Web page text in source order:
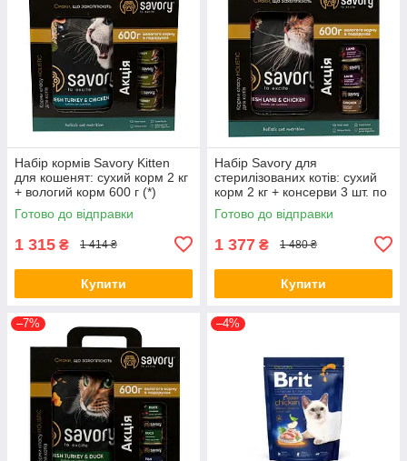
Набір кормів Savory Kitten
для кошенят: сухий корм 2 кг
+ вологий корм 600 г (*)
Готово до відправки
1 315 ₴ 1 414 ₴
Купити
Набір Savory для
стерилізованих котів: сухий
корм 2 кг + консерви 3 шт. по
200 г (*)
Готово до відправки
1 377 ₴ 1 480 ₴
Купити
–7% –4%